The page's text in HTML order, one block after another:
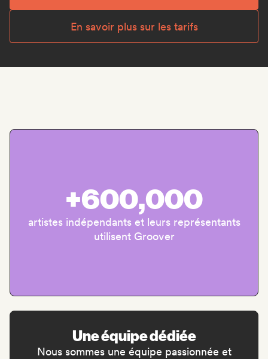
En savoir plus sur les tarifs
+600,000
artistes indépendants et leurs représentants
utilisent Groover
Une équipe dédiée
Nous sommes une équipe passionnée et